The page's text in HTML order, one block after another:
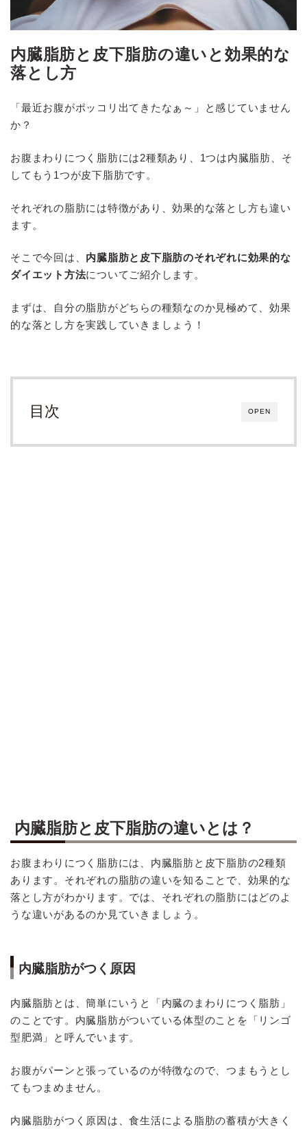
内臓脂肪と皮下脂肪の違いと効果的な
落とし方
「最近お腹がポッコリ出てきたなぁ～」と感じていません
か？
お腹まわりにつく脂肪には2種類あり、1つは内臓脂肪、そ
してもう1つが皮下脂肪です。
それぞれの脂肪には特徴があり、効果的な落とし方も違い
ます。
そこで今回は、 内臓脂肪と皮下脂肪のそれぞれに効果的な
ダイエット方法についてご紹介します。
まずは、自分の脂肪がどちらの種類なのか見極めて、効果
的な落とし方を実践していきましょう！
OPEN
目次
内臓脂肪と皮下脂肪の違いとは？
お腹まわりにつく脂肪には、内臓脂肪と皮下脂肪の2種類
あります。それぞれの脂肪の違いを知ることで、効果的な
落とし方がわかります。では、それぞれの脂肪にはどのよ
うな違いがあるのか見ていきましょう。
内臓脂肪がつく原因
内臓脂肪とは、簡単にいうと「内臓のまわりにつく脂肪」
のことです。内臓脂肪がついている体型のことを「リンゴ
型肥満」と呼んでいます。
お腹がパーンと張っているのが特徴なので、つまもうとし
てもつまめません。
内臓脂肪がつく原因は、食生活による脂肪の蓄積が大きく